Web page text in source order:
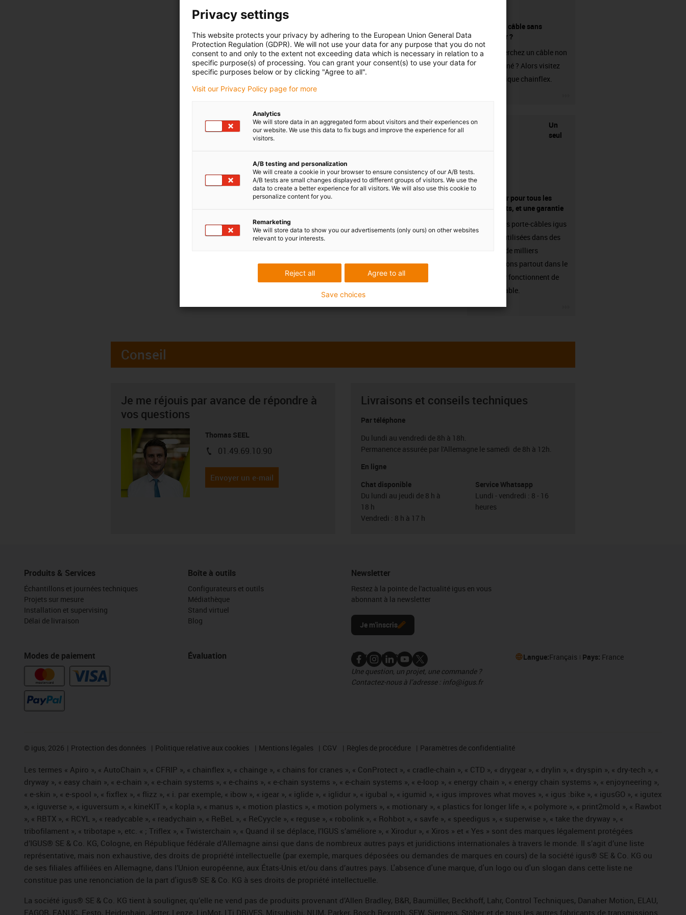
Acheter un câble sans
connecteur ?
Vous recherchez un câble non
confectionné ? Alors visitez
notre boutique chainflex.
Un
seul
fournisseur pour tous les
composants, et une garantie
Les chaînes porte-câbles igus
sont déjà utilisées dans des
centaines de milliers
d'applications partout dans le
monde et y fonctionnent de
manière fiable.
Conseil
Je me réjouis par avance de répondre à
vos questions
Thomas SEEL
igus-icon-phone
01.49.69.10.90
Envoyer un e-mail
Livraisons et conseils techniques
Par téléphone
Du lundi au vendredi de 8h à 18h.
Permanence assurée par l'Allemagne le samedi de 8h à 12h.
En ligne
Chat disponible
Du lundi au jeudi de 8 h à
18 h
Vendredi : 8 h à 17 h
Service Whatsapp
Lundi - vendredi : 8 - 16
heures
Produits & Services
Échantillons et journées techniques
Projets sur mesure
Installation et supervising
Délai de livraison
Modes de paiement
Boîte à outils
Configurateurs et outils
Médiathèque
Stand virtuel
Blog
Évaluation
Newsletter
Restez à la pointe de l'actualité igus en vous
abonnant à la newsletter
Je m'inscris
Nous contacter
Une question, un projet, une commande ?
Contactez-nous à l’adresse : info@igus.fr
Langue:Français Pays: France
© igus, 2026 Protection des données Politique relative aux cookies Mentions légales CGV Règles de procédure Paramètres de confidentialité
Les termes « Apiro », « AutoChain », « CFRIP », « chainflex », « chainge », « chains for cranes », « ConProtect », « cradle-chain », « CTD », « drygear », « drylin », « dryspin », « dry-tech », «
dryway », « easy chain », « e-chain », « e-chain systems », « e-chains », « e-chain systems », « e-chain systems », « e-loop », « energy chain », « energy chain systems », « enjoyneering »,
« e-skin », « e-spool », « fixflex », « flizz », « i. par exemple, « ibow », « igear », « iglide », « iglidur », « igubal », « igumid », « igus improves what moves », « igus :bike », « igusGO », « igutex
», « iguverse », « iguversum », « kineKIT », « kopla », « manus », « motion plastics », « motion polymers », « motionary », « plastics for longer life », « polymore », « print2mold », « Rawbot
», « RBTX », « RCYL », « readycable », « readychain », « ReBeL », « ReCyycle », « reguse », « robolink », « Rohbot », « savfe », « speedigus », « superwise », « take the dryway », «
tribofilament », « tribotape », etc. « ; Triflex », « Twisterchain », « Quand il se déplace, l’IGUS s’améliore », « Xirodur », « Xiros » et « Yes » sont des marques légalement protégées
d’IGUS® SE & Co. KG, Cologne, en République fédérale d’Allemagne ainsi que dans de nombreux autres pays et juridictions internationales à travers le monde. Il s’agit d’une liste
représentative, mais non exhaustive, des droits de propriété intellectuelle (par exemple, marques déposées ou demandes de marques en cours) de la société igus® SE & Co. KG ou
de ses filiales affiliées en Allemagne, dans l’Union européenne, aux États-Unis et/ou dans d’autres pays. L'absence d'une marque, d'un logo ou d'un slogan dans cette liste ne
constitue pas une renonciation de la part d'igus® SE & Co. KG à ses droits de propriété intellectuelle.
La société igus® SE & Co. KG tient à souligner, qu’elle ne vend pas de produits provenant d’Allen Bradley, B&R, Baumüller, Beckhoff, Lahr, Control Techniques, Danaher Motion, ELAU,
FAGOR, FANUC, Festo, Heidenhain, Jetter, Lenze, LinMot, LTi DRiVES, Mitsubishi, NUM, Parker, Bosch Rexroth, SEW, Siemens, Stöber et de tous les autres fabricants de transmissions
Privacy settings
This website protects your privacy by adhering to the European Union General Data
Protection Regulation (GDPR). We will not use your data for any purpose that you do not
consent to and only to the extent not exceeding data which is necessary in relation to a
specific purpose(s) of processing. You can grant your consent(s) to use your data for
specific purposes below or by clicking "Agree to all".
Visit our Privacy Policy page for more
Analytics
We will store data in an aggregated form about visitors and their experiences on
our website. We use this data to fix bugs and improve the experience for all
visitors.
A/B testing and personalization
We will create a cookie in your browser to ensure consistency of our A/B tests.
A/B tests are small changes displayed to different groups of visitors. We use the
data to create a better experience for all visitors. We will also use this cookie to
personalize content for you.
Remarketing
We will store data to show you our advertisements (only ours) on other websites
relevant to your interests.
Agree to all
Reject all
Save choices